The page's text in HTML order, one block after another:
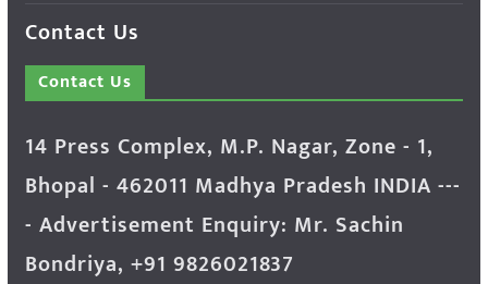
Contact Us
Contact Us
14 Press Complex, M.P. Nagar, Zone - 1,
Bhopal - 462011 Madhya Pradesh INDIA ---
- Advertisement Enquiry: Mr. Sachin
Bondriya, +91 9826021837